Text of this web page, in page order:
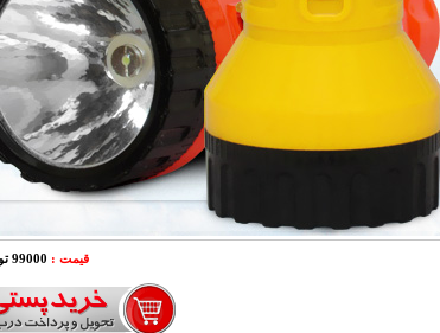
قیمت : 99000 تومان